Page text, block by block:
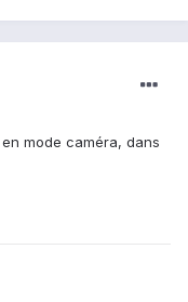
mode caméra, dans